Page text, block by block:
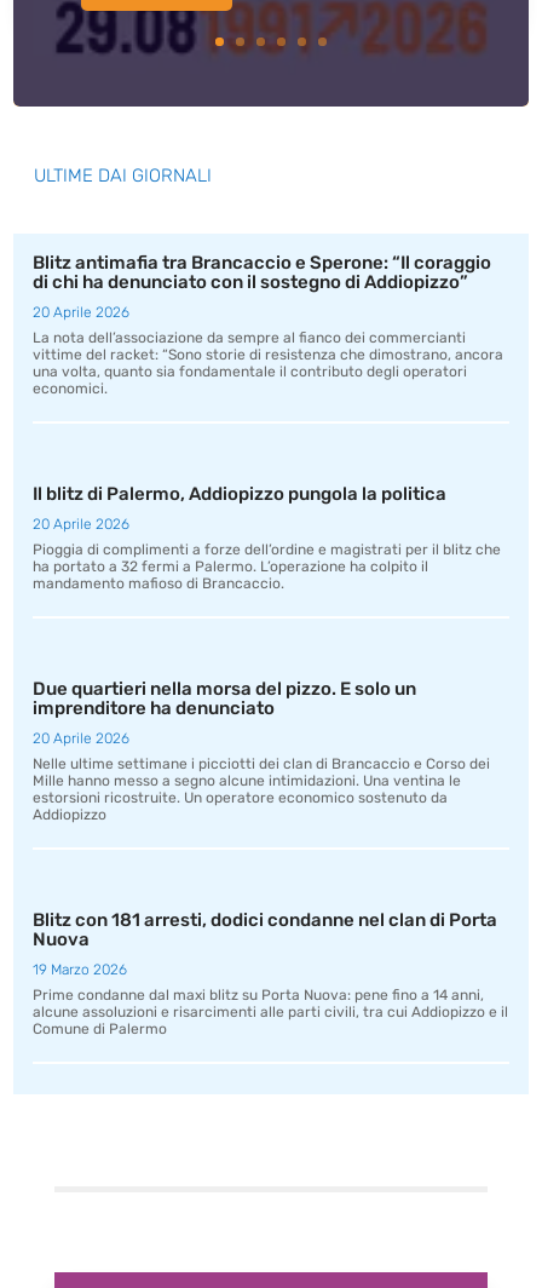
ULTIME DAI GIORNALI
Blitz antimafia tra Brancaccio e Sperone: “Il coraggio
di chi ha denunciato con il sostegno di Addiopizzo”
20 Aprile 2026
La nota dell’associazione da sempre al fianco dei commercianti
vittime del racket: “Sono storie di resistenza che dimostrano, ancora
una volta, quanto sia fondamentale il contributo degli operatori
economici.
Il blitz di Palermo, Addiopizzo pungola la politica
20 Aprile 2026
Pioggia di complimenti a forze dell’ordine e magistrati per il blitz che
ha portato a 32 fermi a Palermo. L’operazione ha colpito il
mandamento mafioso di Brancaccio.
Due quartieri nella morsa del pizzo. E solo un
imprenditore ha denunciato
20 Aprile 2026
Nelle ultime settimane i picciotti dei clan di Brancaccio e Corso dei
Mille hanno messo a segno alcune intimidazioni. Una ventina le
estorsioni ricostruite. Un operatore economico sostenuto da
Addiopizzo
Blitz con 181 arresti, dodici condanne nel clan di Porta
Nuova
19 Marzo 2026
Prime condanne dal maxi blitz su Porta Nuova: pene fino a 14 anni,
alcune assoluzioni e risarcimenti alle parti civili, tra cui Addiopizzo e il
Comune di Palermo